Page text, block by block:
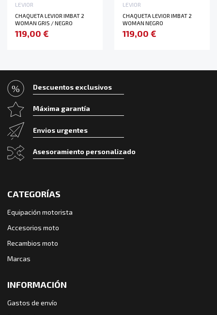
LEVIOR
CHAQUETA LEVIOR IMBAT 2
WOMAN GRIS / NEGRO
119,00 €
LEVIOR
CHAQUETA LEVIOR IMBAT 2
WOMAN NEGRO
119,00 €
Descuentos exclusivos
Máxima garantía
Envios urgentes
Asesoramiento personalizado
CATEGORÍAS
Equipación motorista
Accesorios moto
Recambios moto
Marcas
INFORMACIÓN
Gastos de envío